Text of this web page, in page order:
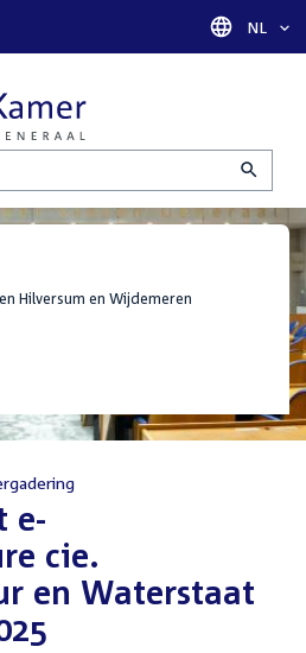
Taal
NL
Hilversum en Wijdemeren
e-
cie.
en Waterstaat